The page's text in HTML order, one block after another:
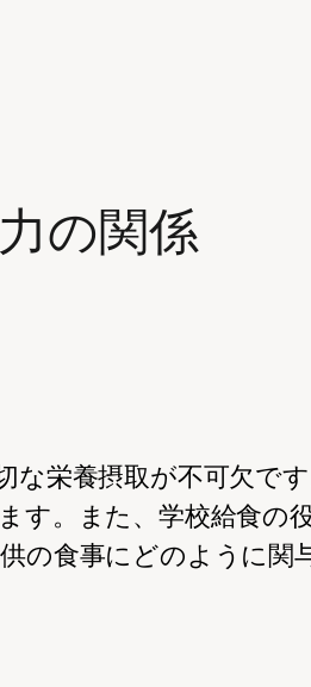
の関係
な栄養摂取が不可欠で
す。また、学校給食
の食事にどのように関